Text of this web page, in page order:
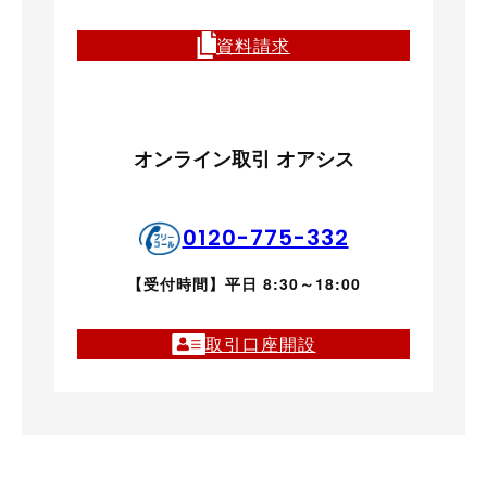
資料請求
オンライン取引 オアシス
0120-775-332
【受付時間】平日 8:30～18:00
取引口座開設